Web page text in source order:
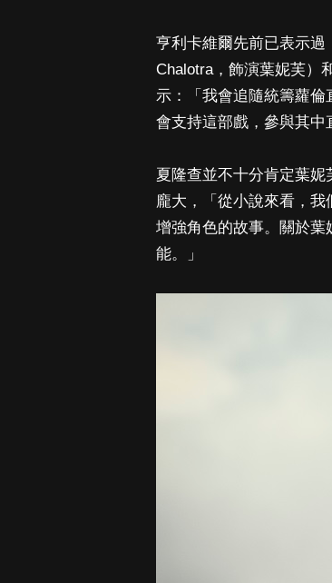
亨利卡維爾先前已表示
Chalotra，飾演葉妮芙）
示：「我會追隨統籌蘿
會支持這部戲，參與其中
夏隆查並不十分肯定葉
龐大，「從小說來看，
增強角色的故事。關於
能。」